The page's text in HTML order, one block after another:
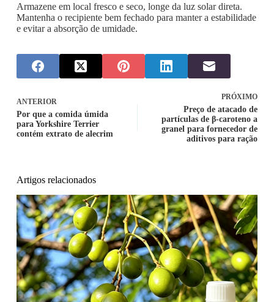
Armazene em local fresco e seco, longe da luz solar direta.
Mantenha o recipiente bem fechado para manter a estabilidade
e evitar a absorção de umidade.
ANTERIOR
Por que a comida úmida
para Yorkshire Terrier
contém extrato de alecrim
PRÓXIMO
Preço de atacado de
partículas de β-caroteno a
granel para fornecedor de
aditivos para ração
Artigos relacionados